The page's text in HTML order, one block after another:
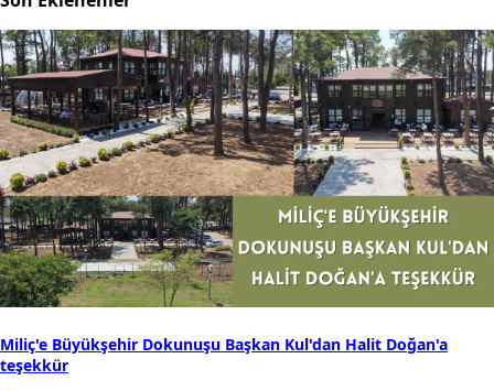
Miliç'e Büyükşehir Dokunuşu Başkan Kul'dan Halit Doğan'a
teşekkür